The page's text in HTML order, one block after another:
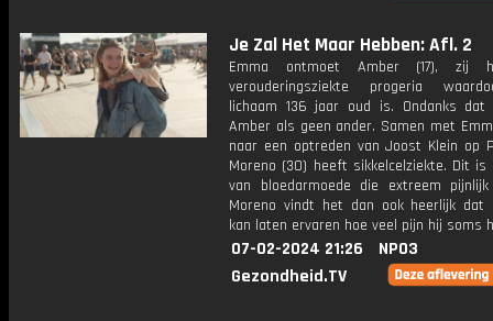
Je Zal Het Maar Hebben: Afl. 2
Emma ontmoet Amber (17), zij
verouderingsziekte progeria
lichaam 136 jaar oud is. Ondanks dat
Amber als geen ander. Samen met
naar een optreden van Joost Klein op
Moreno (30) heeft sikkelcelziekte. Dit is
van bloedarmoede die extreem
Moreno vindt het dan ook heerlijk dat
kan laten ervaren hoe veel pijn hij soms
07-02-2024 21:26
NPO3
Gezondheid.TV